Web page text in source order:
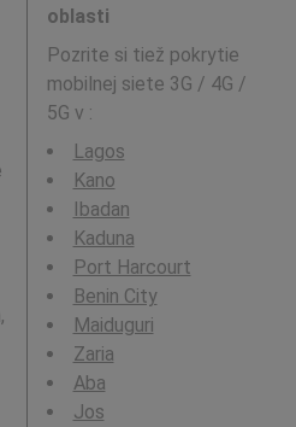
oblasti
Pozrite si tiež pokrytie
mobilnej siete 3G / 4G /
5G v :
Lagos
Kano
Ibadan
Kaduna
Port Harcourt
Benin City
Maiduguri
Zaria
Aba
Jos